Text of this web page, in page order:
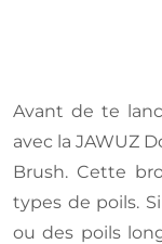
Avant de te
avec la JAWUZ
Brush. Cette
types de poils.
ou des poils